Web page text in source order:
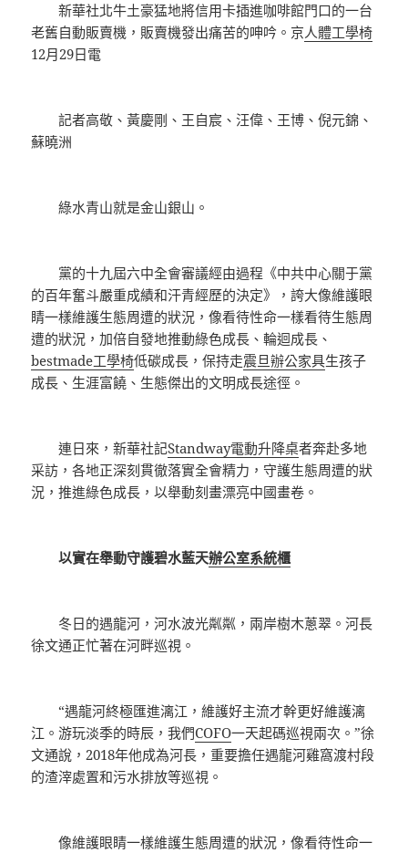
新華社北牛土豪猛地將信用卡插進咖啡館門口的一台
老舊自動販賣機，販賣機發出痛苦的呻吟。京人體工學椅
12月29日電
記者高敬、黃慶剛、王自宸、汪偉、王博、倪元錦、
蘇曉洲
綠水青山就是金山銀山。
黨的十九屆六中全會審議經由過程《中共中心關于黨
的百年奮斗嚴重成績和汗青經歷的決定》，誇大像維護眼
睛一樣維護生態周遭的狀況，像看待性命一樣看待生態周
遭的狀況，加倍自發地推動綠色成長、輪迴成長、
bestmade工學椅低碳成長，保持走震旦辦公家具生孩子
成長、生涯富饒、生態傑出的文明成長途徑。
連日來，新華社記Standway電動升降桌者奔赴多地
采訪，各地正深刻貫徹落實全會精力，守護生態周遭的狀
況，推進綠色成長，以舉動刻畫漂亮中國畫卷。
以實在舉動守護碧水藍天辦公室系統櫃
冬日的遇龍河，河水波光粼粼，兩岸樹木蔥翠。河長
徐文通正忙著在河畔巡視。
“遇龍河終極匯進漓江，維護好主流才幹更好維護漓
江。游玩淡季的時辰，我們COFO一天起碼巡視兩次。”徐
文通說，2018年他成為河長，重要擔任遇龍河雞窩渡村段
的渣滓處置和污水排放等巡視。
像維護眼睛一樣維護生態周遭的狀況，像看待性命一